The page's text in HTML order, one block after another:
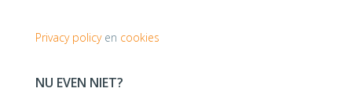
Privacy policyen cookies
NU EVEN NIET?